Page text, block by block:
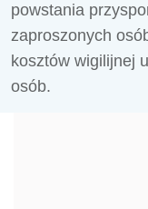
powstania
zaproszonych
kosztów wigilijnej
osób.